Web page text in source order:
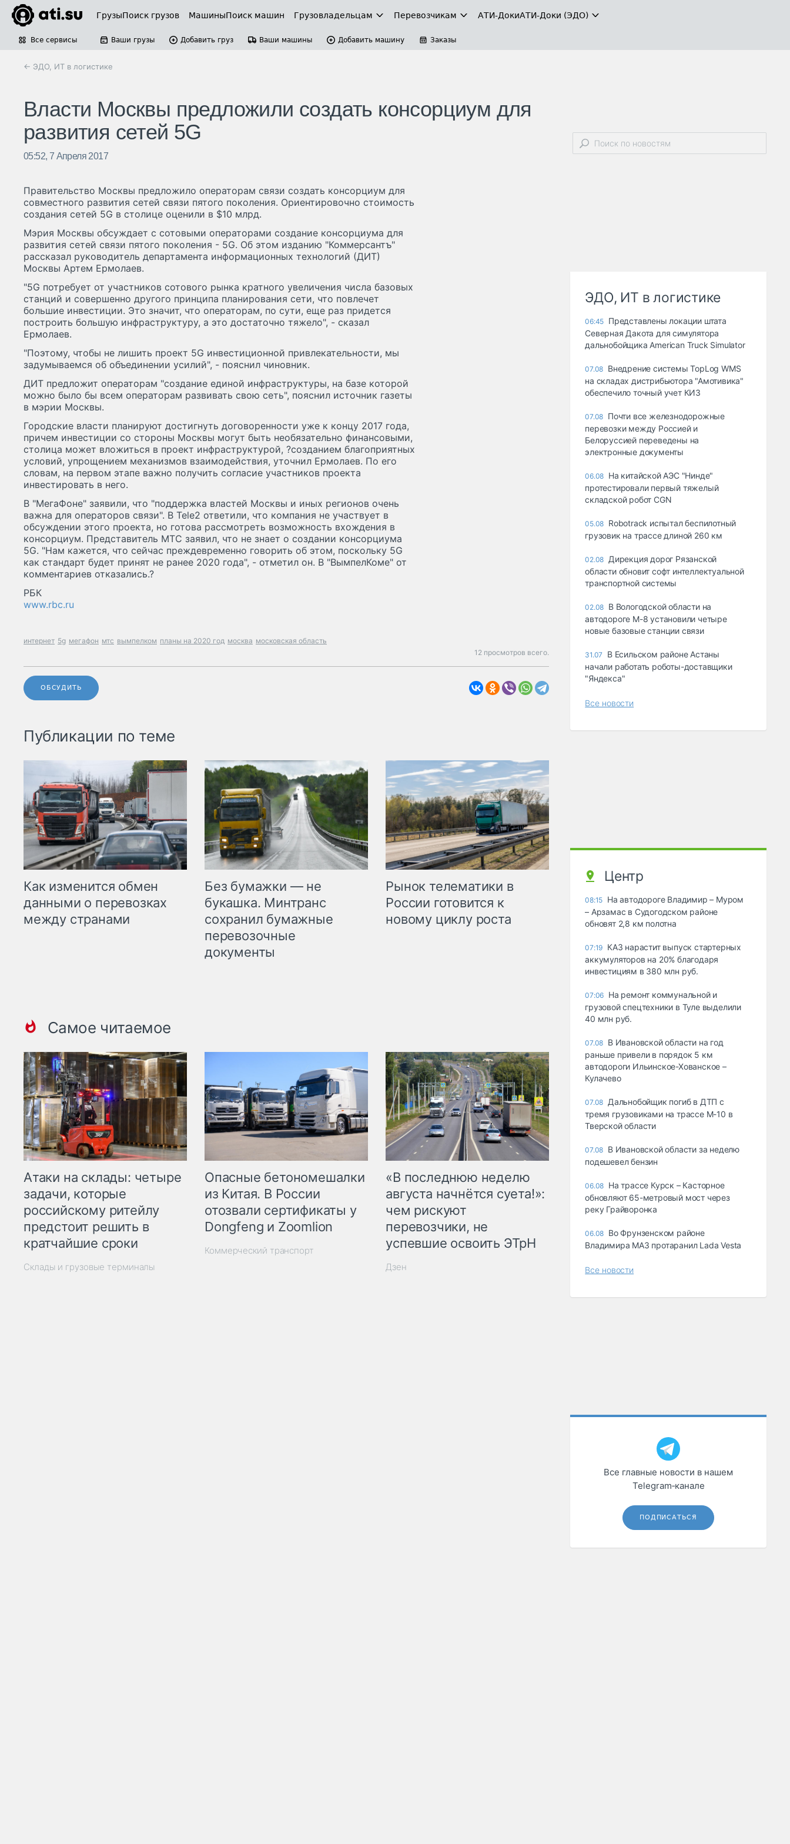
ГрузыПоиск грузов МашиныПоиск машин Грузовладельцам Перевозчикам АТИ-ДокиАТИ-Доки (ЭДО)
Все сервисы Ваши грузы Добавить груз Ваши машины Добавить машину Заказы
← ЭДО, ИТ в логистике
Власти Москвы предложили создать консорциум для
развития сетей 5G
05:52, 7 Апреля 2017
Правительство Москвы предложило операторам связи создать консорциум для
совместного развития сетей связи пятого поколения. Ориентировочно стоимость
создания сетей 5G в столице оценили в $10 млрд.
Мэрия Москвы обсуждает с сотовыми операторами создание консорциума для
развития сетей связи пятого поколения - 5G. Об этом изданию "Коммерсантъ"
рассказал руководитель департамента информационных технологий (ДИТ)
Москвы Артем Ермолаев.
"5G потребует от участников сотового рынка кратного увеличения числа базовых
станций и совершенно другого принципа планирования сети, что повлечет
большие инвестиции. Это значит, что операторам, по сути, еще раз придется
построить большую инфраструктуру, а это достаточно тяжело", - сказал
Ермолаев.
"Поэтому, чтобы не лишить проект 5G инвестиционной привлекательности, мы
задумываемся об объединении усилий", - пояснил чиновник.
ДИТ предложит операторам "создание единой инфраструктуры, на базе которой
можно было бы всем операторам развивать свою сеть", пояснил источник газеты
в мэрии Москвы.
Городские власти планируют достигнуть договоренности уже к концу 2017 года,
причем инвестиции со стороны Москвы могут быть необязательно финансовыми,
столица может вложиться в проект инфраструктурой, ?созданием благоприятных
условий, упрощением механизмов взаимодействия, уточнил Ермолаев. По его
словам, на первом этапе важно получить согласие участников проекта
инвестировать в него.
В "МегаФоне" заявили, что "поддержка властей Москвы и иных регионов очень
важна для операторов связи". В Tele2 ответили, что компания не участвует в
обсуждении этого проекта, но готова рассмотреть возможность вхождения в
консорциум. Представитель МТС заявил, что не знает о создании консорциума
5G. "Нам кажется, что сейчас преждевременно говорить об этом, поскольку 5G
как стандарт будет принят не ранее 2020 года", - отметил он. В "ВымпелКоме" от
комментариев отказались.?
РБК
www.rbc.ru
интернет 5g мегафон мтс вымпелком планы на 2020 год москва московская область
12 просмотров всего.
ОБСУДИТЬ
Публикации по теме
Как изменится обмен
данными о перевозках
между странами
Без бумажки — не
букашка. Минтранс
сохранил бумажные
перевозочные
документы
Рынок телематики в
России готовится к
новому циклу роста
Самое читаемое
Атаки на склады: четыре
задачи, которые
российскому ритейлу
предстоит решить в
кратчайшие сроки
Склады и грузовые терминалы
Опасные бетономешалки
из Китая. В России
отозвали сертификаты у
Dongfeng и Zoomlion
Коммерческий транспорт
«В последнюю неделю
августа начнётся суета!»:
чем рискуют
перевозчики, не
успевшие освоить ЭТрН
Дзен
ЭДО, ИТ в логистике
06:45 Представлены локации штата
Северная Дакота для симулятора
дальнобойщика American Truck Simulator
07.08 Внедрение системы TopLog WMS
на складах дистрибьютора "Амотивика"
обеспечило точный учет КИЗ
07.08 Почти все железнодорожные
перевозки между Россией и
Белоруссией переведены на
электронные документы
06.08 На китайской АЭС "Нинде"
протестировали первый тяжелый
складской робот CGN
05.08 Robotrack испытал беспилотный
грузовик на трассе длиной 260 км
02.08 Дирекция дорог Рязанской
области обновит софт интеллектуальной
транспортной системы
02.08 В Вологодской области на
автодороге М-8 установили четыре
новые базовые станции связи
31.07
В Есильском районе Астаны
начали работать роботы-доставщики
"Яндекса"
Все новости
Центр
08:15 На автодороге Владимир – Муром
– Арзамас в Судогодском районе
обновят 2,8 км полотна
07:19 КАЗ нарастит выпуск стартерных
аккумуляторов на 20% благодаря
инвестициям в 380 млн руб.
07:06 На ремонт коммунальной и
грузовой спецтехники в Туле выделили
40 млн руб.
07.08 В Ивановской области на год
раньше привели в порядок 5 км
автодороги Ильинское-Хованское –
Кулачево
07.08 Дальнобойщик погиб в ДТП с
тремя грузовиками на трассе М-10 в
Тверской области
07.08 В Ивановской области за неделю
подешевел бензин
06.08 На трассе Курск – Касторное
обновляют 65-метровый мост через
реку Грайворонка
06.08 Во Фрунзенском районе
Владимира МАЗ протаранил Lada Vesta
Все новости
Все главные новости в нашем
Telegram‑канале
ПОДПИСАТЬСЯ